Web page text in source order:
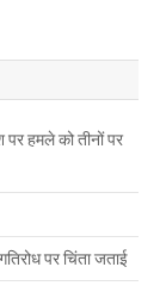
पर हमले को तीनों पर
पर चिंता जताई